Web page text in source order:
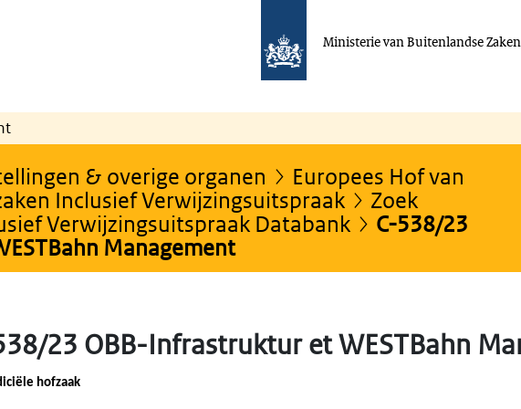
Ministerie van Buitenlandse Zaken
& overige organen
Europees Hof van
Inclusief Verwijzingsuitspraak
Zoek
Verwijzingsuitspraak Databank
C-538/23
Management
23 OBB-Infrastruktur et WESTBahn
hofzaak